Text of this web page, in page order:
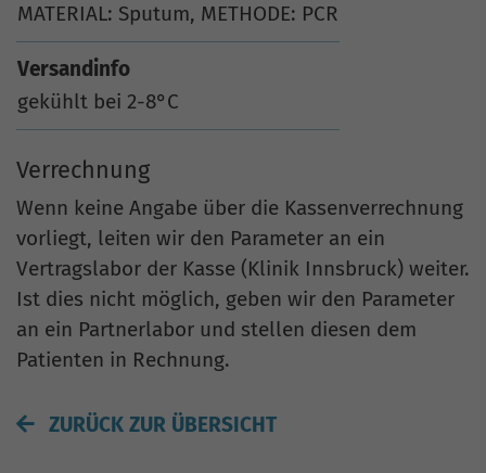
MATERIAL: Sputum, METHODE: PCR
Versandinfo
gekühlt bei 2-8°C
Verrechnung
Wenn keine Angabe über die Kassenverrechnung
vorliegt, leiten wir den Parameter an ein
Vertragslabor der Kasse (Klinik Innsbruck) weiter.
Ist dies nicht möglich, geben wir den Parameter
an ein Partnerlabor und stellen diesen dem
Patienten in Rechnung.
ZURÜCK ZUR ÜBERSICHT